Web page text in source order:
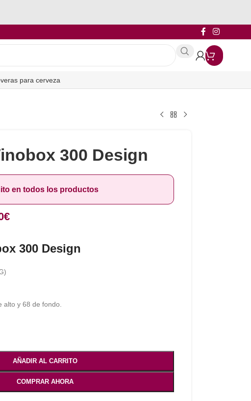
para cerveza
300 Design
en todos los productos
€
300 Design
y 68 de fondo.
AÑADIR AL CARRITO
COMPRAR AHORA